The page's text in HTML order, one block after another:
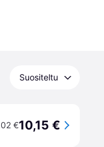
Suositeltu
€10,15 €